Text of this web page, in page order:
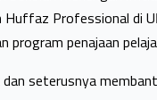
Huffaz Professional di
program penajaan
seterusnya